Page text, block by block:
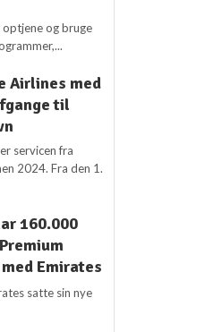
og bruge
Airlines med
til
servicen fra
2024. Fra den 1.
160.000
Emirates
satte sin nye